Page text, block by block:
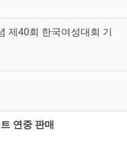
제40회 한국여성대회 기
연중 판매